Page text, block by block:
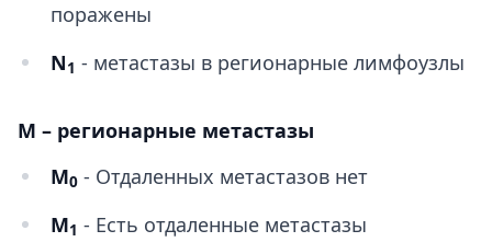
поражены
N1 - метастазы в регионарные лимфоузлы
M – регионарные метастазы
M0 - Отдаленных метастазов нет
M1 - Есть отдаленные метастазы